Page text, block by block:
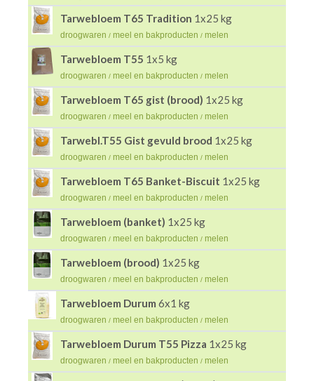
Tarwebloem T65 Tradition 1x25 kg
droogwaren / meel en bakproducten / melen
Tarwebloem T55 1x5 kg
droogwaren / meel en bakproducten / melen
Tarwebloem T65 gist (brood) 1x25 kg
droogwaren / meel en bakproducten / melen
Tarwebl.T55 Gist gevuld brood 1x25 kg
droogwaren / meel en bakproducten / melen
Tarwebloem T65 Banket-Biscuit 1x25 kg
droogwaren / meel en bakproducten / melen
Tarwebloem (banket) 1x25 kg
droogwaren / meel en bakproducten / melen
Tarwebloem (brood) 1x25 kg
droogwaren / meel en bakproducten / melen
Tarwebloem Durum 6x1 kg
droogwaren / meel en bakproducten / melen
Tarwebloem Durum T55 Pizza 1x25 kg
droogwaren / meel en bakproducten / melen